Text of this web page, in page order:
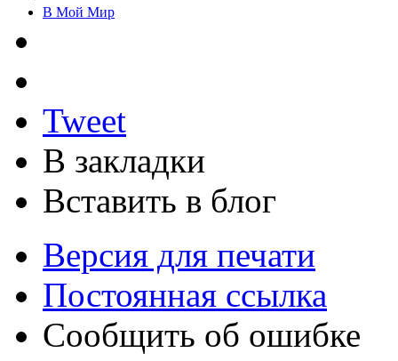
В Мой Мир
Tweet
В закладки
Вставить в блог
Версия для печати
Постоянная ссылка
Сообщить об ошибке